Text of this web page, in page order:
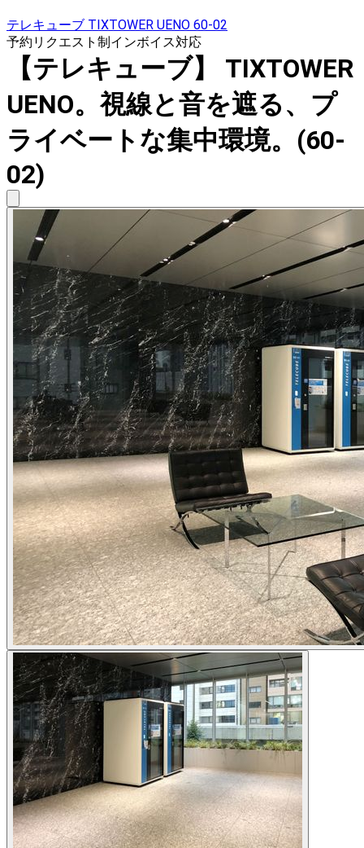
テレキューブ TIXTOWER UENO 60-02
予約リクエスト制インボイス対応
【テレキューブ】 TIXTOWER
UENO。視線と音を遮る、プ
ライベートな集中環境。(60-
02)